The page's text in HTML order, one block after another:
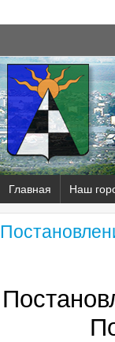
Главная Наш